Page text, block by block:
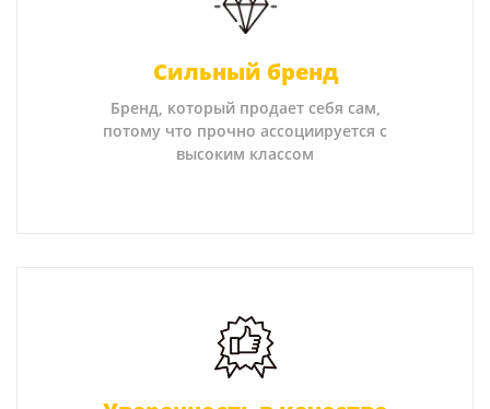
Сильный бренд
Бренд, который продает себя сам,
потому что прочно ассоциируется с
высоким классом